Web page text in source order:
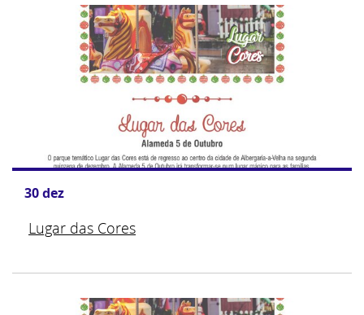
30dez
Lugar das Cores